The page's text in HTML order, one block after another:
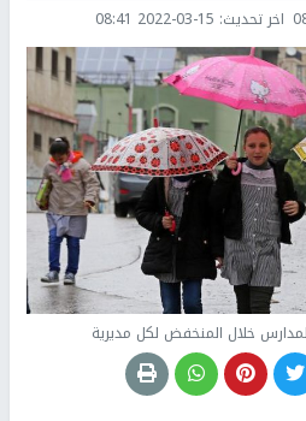
اخر تحديث: 2022-03-15 08:41
خلال المنخفض لكل مديرية